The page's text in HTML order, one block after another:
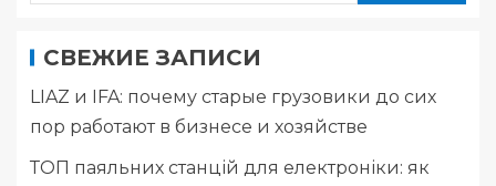
СВЕЖИЕ ЗАПИСИ
LIAZ и IFA: почему старые грузовики до сих
пор работают в бизнесе и хозяйстве
ТОП паяльних станцій для електроніки: як